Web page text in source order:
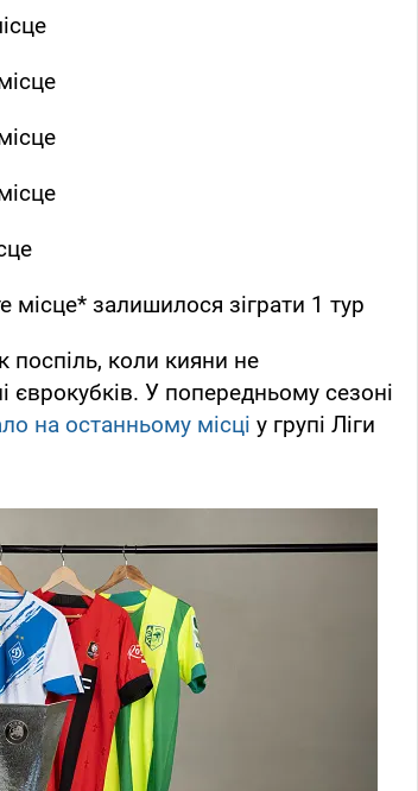
місце* залишилося зіграти 1 тур
поспіль, коли кияни не
єврокубків. У попередньому сезоні
на останньому місці у групі Ліги